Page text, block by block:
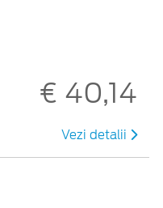
€ 40,14
Vezi detalii